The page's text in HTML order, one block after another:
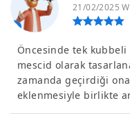
21/02/2025
Öncesinde tek
mescid olarak
zamanda geçirdiği
eklenmesiyle birlikte